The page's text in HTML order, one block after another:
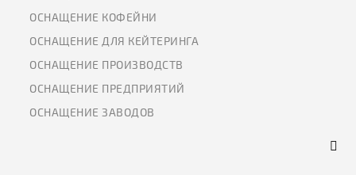
ОСНАЩЕНИЕ КОФЕЙНИ
ОСНАЩЕНИЕ ДЛЯ КЕЙТЕРИНГА
ОСНАЩЕНИЕ ПРОИЗВОДСТВ
ОСНАЩЕНИЕ ПРЕДПРИЯТИЙ
ОСНАЩЕНИЕ ЗАВОДОВ